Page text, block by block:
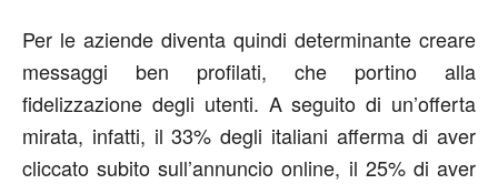
Per le aziende diventa quindi determinante creare
messaggi ben profilati, che portino alla
fidelizzazione degli utenti. A seguito di un’offerta
mirata, infatti, il 33% degli italiani afferma di aver
cliccato subito sull’annuncio online, il 25% di aver